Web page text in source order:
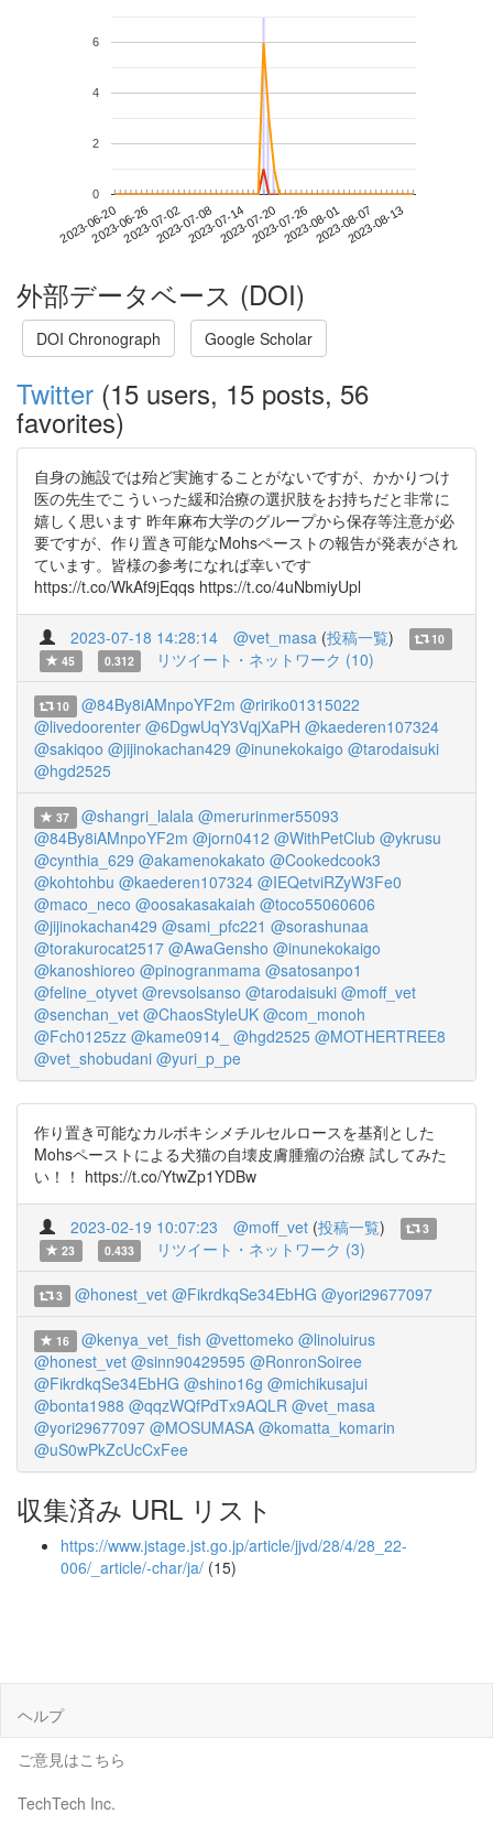
2023-06-202023-06-262023-07-022023-07-082023-07-142023-07-202023-07-262023-08-012023-08-072023-08-13
0
2
4
6
外部データベース (DOI)
DOI Chronograph Google Scholar
Twitter (15 users, 15 posts, 56
favorites)
自身の施設では殆ど実施することがないですが、かかりつけ
医の先生でこういった緩和治療の選択肢をお持ちだと非常に
嬉しく思います 昨年麻布大学のグループから保存等注意が必
要ですが、作り置き可能なMohsペーストの報告が発表がされ
ています。皆様の参考になれば幸いです
https://t.co/WkAf9jEqqs https://t.co/4uNbmiyUpl
2023-07-18 14:28:14 @vet_masa (投稿一覧)
10
45
0.312 リツイート・ネットワーク (10)
10 @84By8iAMnpoYF2m @ririko01315022
@livedoorenter @6DgwUqY3VqjXaPH @kaederen107324
@sakiqoo @jijinokachan429 @inunekokaigo @tarodaisuki
@hgd2525
37 @shangri_lalala @merurinmer55093
@84By8iAMnpoYF2m @jorn0412 @WithPetClub @ykrusu
@cynthia_629 @akamenokakato @Cookedcook3
@kohtohbu @kaederen107324 @IEQetviRZyW3Fe0
@maco_neco @oosakasakaiah @toco55060606
@jijinokachan429 @sami_pfc221 @sorashunaa
@torakurocat2517 @AwaGensho @inunekokaigo
@kanoshioreo @pinogranmama @satosanpo1
@feline_otyvet @revsolsanso @tarodaisuki @moff_vet
@senchan_vet @ChaosStyleUK @com_monoh
@Fch0125zz @kame0914_ @hgd2525 @MOTHERTREE8
@vet_shobudani @yuri_p_pe
作り置き可能なカルボキシメチルセルロースを基剤とした
Mohsペーストによる犬猫の自壊皮膚腫瘤の治療 試してみた
い！！ https://t.co/YtwZp1YDBw
2023-02-19 10:07:23 @moff_vet (投稿一覧)
3
23
0.433 リツイート・ネットワーク (3)
3 @honest_vet @FikrdkqSe34EbHG @yori29677097
16 @kenya_vet_fish @vettomeko @linoluirus
@honest_vet @sinn90429595 @RonronSoiree
@FikrdkqSe34EbHG @shino16g @michikusajui
@bonta1988 @qqzWQfPdTx9AQLR @vet_masa
@yori29677097 @MOSUMASA @komatta_komarin
@uS0wPkZcUcCxFee
収集済み URL リスト
https://www.jstage.jst.go.jp/article/jjvd/28/4/28_22-
006/_article/-char/ja/ (15)
ヘルプ
ご意見はこちら
TechTech Inc.